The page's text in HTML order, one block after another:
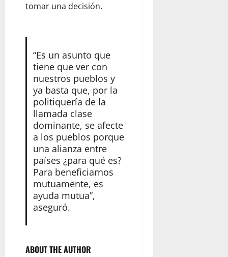
tomar una decisión.
“Es un asunto que
tiene que ver con
nuestros pueblos y
ya basta que, por la
politiquería de la
llamada clase
dominante, se afecte
a los pueblos porque
una alianza entre
países ¿para qué es?
Para beneficiarnos
mutuamente, es
ayuda mutua”,
aseguró.
ABOUT THE AUTHOR